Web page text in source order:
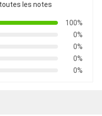
les notes
100%
0%
0%
0%
0%